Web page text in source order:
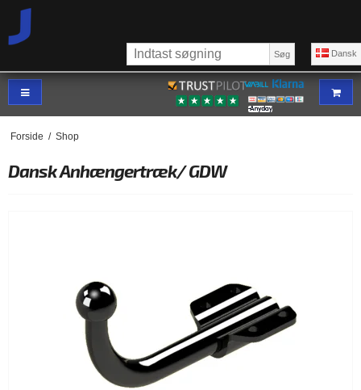
Dansk
Søg
Forside / Shop
Dansk Anhængertræk/ GDW